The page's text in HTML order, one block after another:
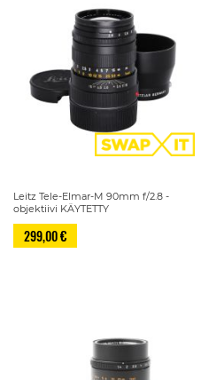
Leitz Tele-Elmar-M 90mm f/2.8 -
objektiivi KÄYTETTY
299,00 €